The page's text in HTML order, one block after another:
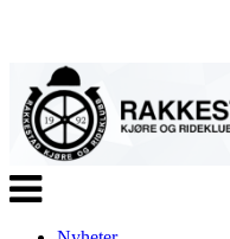
Veksle
navigasjon